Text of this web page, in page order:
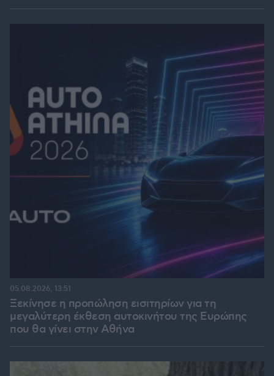
Ξεκίνησε η προπώληση εισιτηρίων για τη
μεγαλύτερη έκθεση αυτοκινήτου της Ευρώπης
που θα γίνει στην Αθήνα
05.08.2026, 13:51